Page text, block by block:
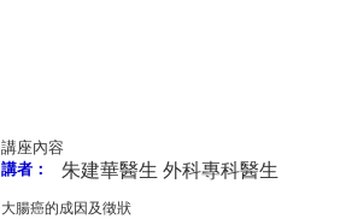
講座內容
講者：
朱建華醫生 外科專科醫生
大腸癌的成因及徵狀